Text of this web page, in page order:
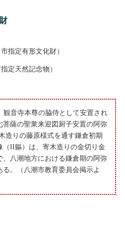
指定有形文化財）
定天然記念物）
音寺本尊の脇侍として安置され
菩薩の聖衆来迎図厨子安置の阿弥
造りの藤原様式を通す鎌倉初期
（II軀）は、寄木造りの金切り金
八潮地方における鎌倉期の阿弥
。（八潮市教育委員会掲示よ